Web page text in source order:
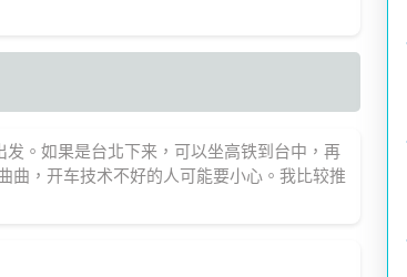
。如果是台北下来，可以坐高铁到台中，再
曲，开车技术不好的人可能要小心。我比较推